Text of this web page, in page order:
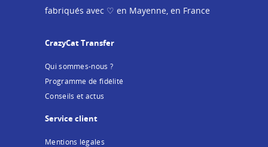
fabriqués avec ♡ en Mayenne, en France
CrazyCat Transfer
Qui sommes-nous ?
Programme de fidélité
Conseils et actus
Service client
Mentions légales